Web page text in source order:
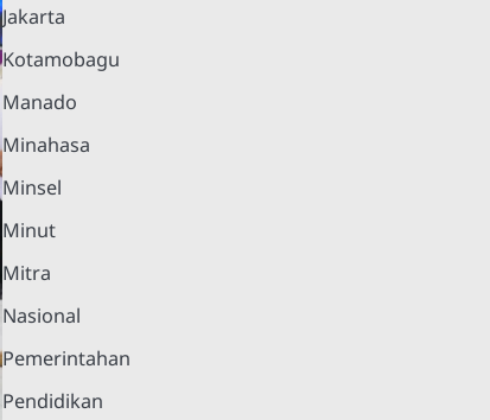
Jakarta
Kotamobagu
Manado
Minahasa
Minsel
Minut
Mitra
Nasional
Pemerintahan
Pendidikan